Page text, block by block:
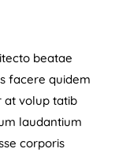
beatae
facere quidem
at volup tatib
laudantium
corporis